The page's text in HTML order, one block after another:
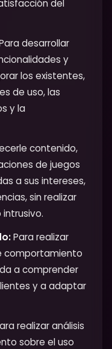
del
desarrollar
y
los existentes,
de uso, las
y la
contenido,
de juegos
a sus intereses,
sin realizar
Para realizar
comportamiento
a comprender
y a adaptar
realizar análisis
sobre el uso